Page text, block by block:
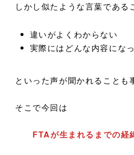
しかし似たような言葉である
違いがよくわからない
実際にはどんな内容にな
といった声が聞かれることも
そこで今回は
FTAが生まれるまでの経